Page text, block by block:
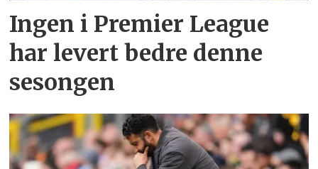
Ingen i Premier League
har levert bedre denne
sesongen